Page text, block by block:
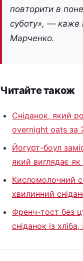
повторити в
суботу», — каже
Марченко.
Читайте також
Сніданок, який
overnight oats за
Йогурт-боул
який виглядає
Кисломолочний
хвилинний
Френч-тост без
сніданок із